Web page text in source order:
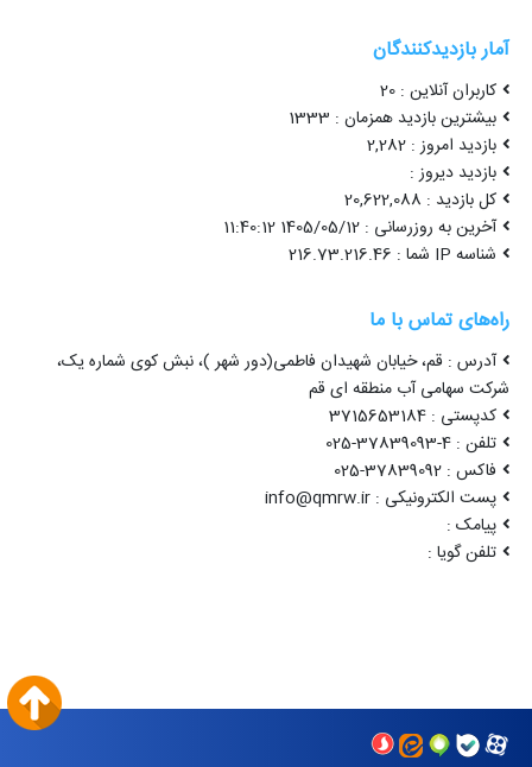
آمار بازدیدکنندگان
کاربران آنلاین : 20
بیشترین بازدید همزمان : 1333
بازدید امروز : 2,282
بازدید دیروز :
کل بازدید : 20,622,088
آخرین به روزرسانی : 1405/05/12 11:40:12
شناسه IP شما : 216.73.216.46
راه‌های تماس با ما
آدرس : قم، خیابان شهیدان فاطمی(دور شهر )، نبش کوی شماره یک،
شرکت سهامی آب منطقه ای قم
کدپستی : 3715653184
تلفن : 4-37839093-025
فاکس : 37839092-025
پست الکترونیکی : info@qmrw.ir
پیامک :
تلفن گویا :